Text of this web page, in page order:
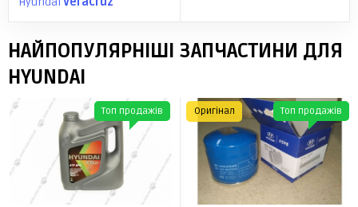
НАЙПОПУЛЯРНІШІ ЗАПЧАСТИНИ ДЛЯ
HYUNDAI
Топ продажів Топ продажів
Оригінал